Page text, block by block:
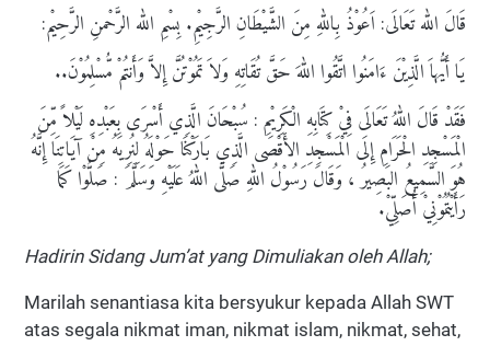
قَالَ الله تَعَالَى: اَعُوْذُ بِاللهِ مِنَ الشَّيْطَانِ الرَّجِيْمِ. بِسْمِ الله الرَّحْمنِ الرَّحِيْم:
يَا أَيُّهاَ الَّذِيْنَ ءَامَنُوا اتَّقُوا اللهَ حَقَّ تُقَاتِهِ وَلاَ تَمُوْتُنَّ إِلاَّ وَأَنتُمْ مُّسْلِمُوْنَ..
فَقَدْ قَالَ اللهُ تَعَالَى فِيْ كِتَابِهِ الْكَرِيْمِ : سُبْحَانَ الَّذِي أَسْرَى بِعَبْدِهِ لَيْلاً مِّنَ
الْمَسْجِدِ الْحَرَامِ إِلَى الْمَسْجِدِ الأَقْصَى الَّذِي بَارَكْنَا حَوْلَهُ لِنُرِيَهُ مِنْ آيَاتِنَا إِنَّهُ
هُوَ السَّمِيعُ البَصِيرُ ، وَقَالَ رَسُوْلُ اللهِ صَلَّى اللهُ عَلَيْهِ وَسَلَّمَ : صَلُّوْا كَمَا
رَأَيْتُمُوْنِيْ أُصَلِّيْ.
Hadirin Sidang Jum’at yang Dimuliakan oleh Allah;
Marilah senantiasa kita bersyukur kepada Allah SWT
atas segala nikmat iman, nikmat islam, nikmat, sehat,